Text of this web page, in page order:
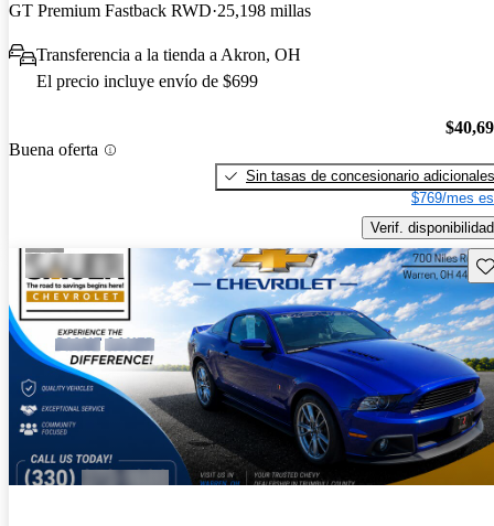
GT Premium Fastback RWD 25,198 millas
Transferencia a la tienda a Akron, OH
El precio incluye envío de $699
Buena oferta
Sin tasas de concesionario adicionales
$769/mes
Verif. disponibilidad